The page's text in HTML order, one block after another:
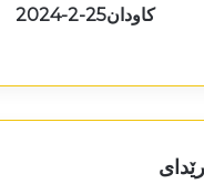
کاودان25-2-2024